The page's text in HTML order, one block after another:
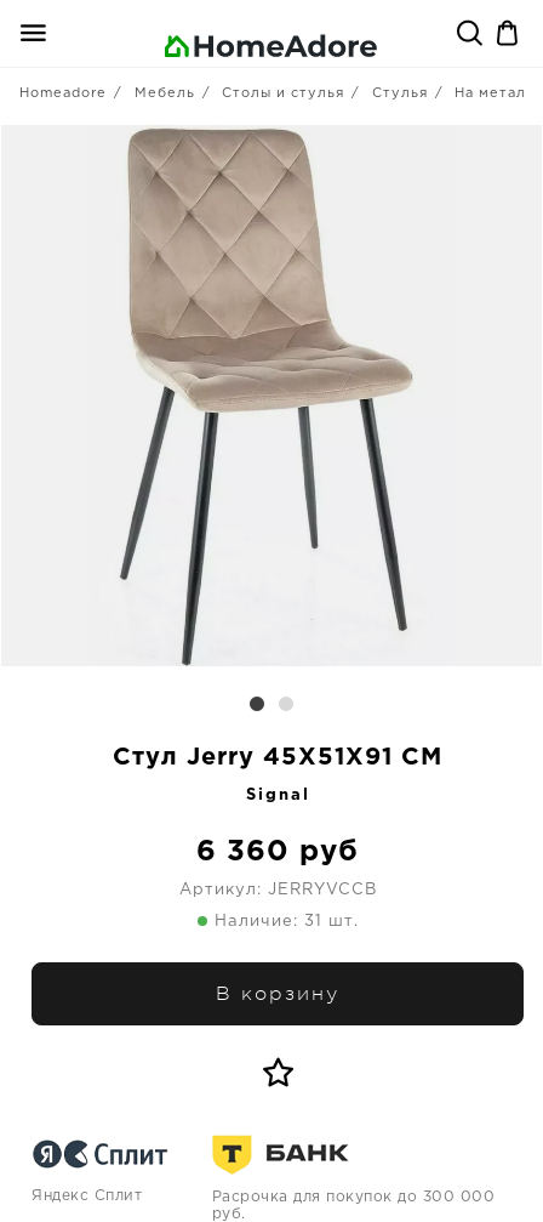
Homeadore Мебель Столы и стулья Стулья На
Стул Jerry 45X51X91 CM
Signal
6 360 руб
Артикул: JERRYVCCB
Наличие: 31 шт.
В корзину
Яндекс Сплит
Расрочка для покупок до 300 000
руб.